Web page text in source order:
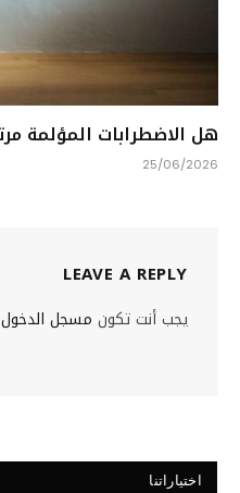
هل الاضطرابات المؤلمة
25/06/2026
LEAVE A REPLY
يجب أنت تكون مسجل الدخول
اختياراتنا